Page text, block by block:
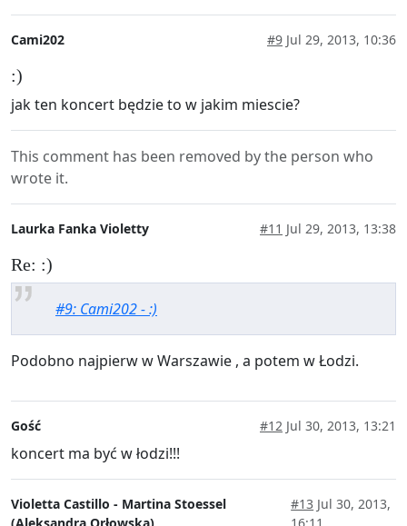
Cami202 #9 Jul 29, 2013, 10:36
:)
jak ten koncert będzie to w jakim miescie?
This comment has been removed by the person who
wrote it.
Laurka Fanka Violetty #11 Jul 29, 2013, 13:38
Re: :)
#9: Cami202 - :)
Podobno najpierw w Warszawie , a potem w Łodzi.
Gość #12 Jul 30, 2013, 13:21
koncert ma być w łodzi!!!
Violetta Castillo - Martina Stoessel
#13 Jul 30, 2013,